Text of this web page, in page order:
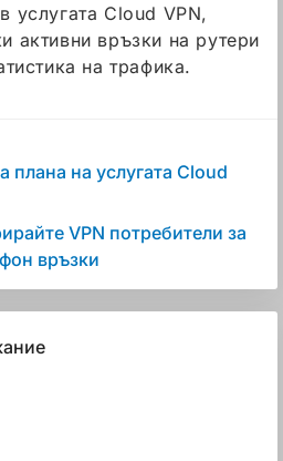
в услугата Cloud VPN,
активни връзки на рутери
на трафика.
плана на услугата Cloud
VPN потребители за
връзки